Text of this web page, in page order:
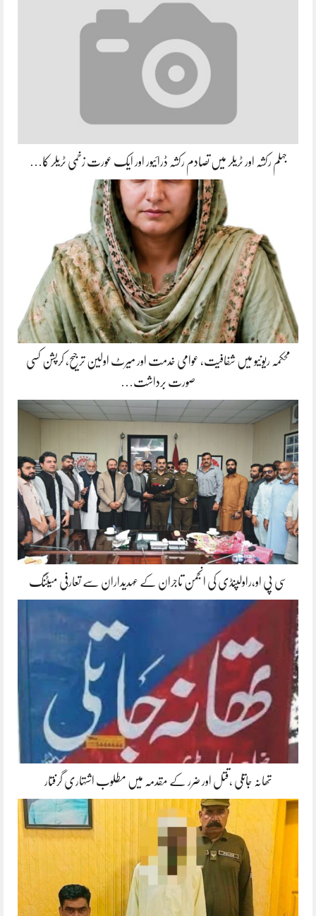
جہلم رکشہ اور ٹریلر میں تصادم رکشہ ڈرائیور اور ایک عورت زخمی ٹریلر کا…
محکمہ ریونیو میں شفافیت، عوامی خدمت اور میرٹ اولین ترجیح، کرپشن کسی
صورت برداشت…
سی پی او،راولپنڈی کی انجمن تاجران کے عہدیداران سے تعارفی میٹنگ
تھانہ جاتلی ،قتل اور ضرر کے مقدمہ میں مطلوب اشتہاری گرفتار